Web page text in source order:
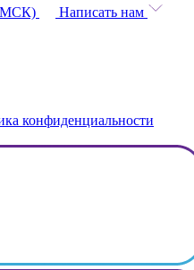
МСК)
Написать нам
конфиденциальности